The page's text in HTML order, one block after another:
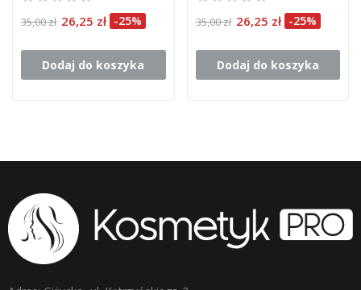
35,00 zł 26,25 zł -25%
Dodaj do koszyka
35,00 zł 26,25 zł -25%
Dodaj do koszyka